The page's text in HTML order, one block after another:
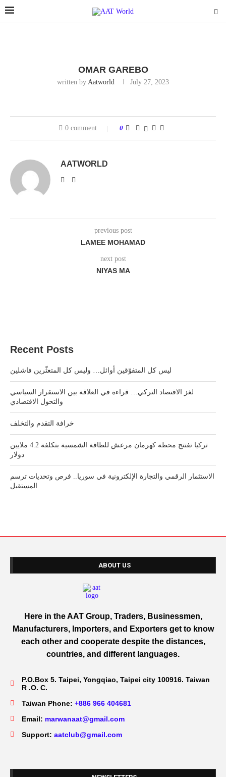
OMAR GAREBO
written by Aatworld July 27, 2023
0 comment 0
AATWORLD
previous post
LAMEE MOHAMAD
next post
NIYAS MA
Recent Posts
ليس كل المتفوّقين أوائل… وليس كل المتعثّرين فاشلين
لغز الاقتصاد التركي… قراءة في العلاقة بين الاستقرار السياسي
والتحول الاقتصادي
خرافة التقدم والتخلف
تركيا تفتتح محطة كهرمان مرعش للطاقة الشمسية بتكلفة 4.2 ملايين
دولار
الاستثمار الرقمي والتجارة الإلكترونية في سوريا.. فرص وتحديات ترسم
المستقبل
ABOUT US
Here in the AAT Group, Traders, Businessmen,
Manufacturers, Importers, and Exporters get to know
each other and cooperate despite the distances,
countries, and different languages.
P.O.Box 5. Taipei, Yongqiao, Taipei city 100916. Taiwan
R .O. C.
Taiwan Phone: +886 966 404681
Email: marwanaat@gmail.com
Support: aatclub@gmail.com